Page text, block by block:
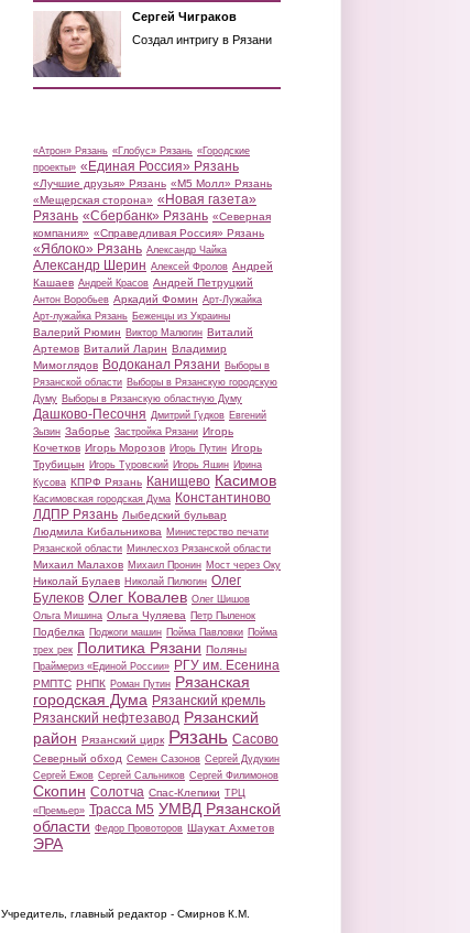
Сергей Чиграков
Создал интригу в Рязани
«Атрон» Рязань «Глобус» Рязань «Городские
проекты» «Единая Россия» Рязань
«Лучшие друзья» Рязань «М5 Молл» Рязань
«Мещерская сторона» «Новая газета»
Рязань «Сбербанк» Рязань «Северная
компания» «Справедливая Россия» Рязань
«Яблоко» Рязань Александр Чайка
Александр Шерин Алексей Фролов Андрей
Кашаев Андрей Красов Андрей Петруцкий
Антон Воробьев Аркадий Фомин Арт-Лужайка
Арт-лужайка Рязань Беженцы из Украины
Валерий Рюмин Виктор Малюгин Виталий
Артемов Виталий Ларин Владимир
Мимоглядов Водоканал Рязани Выборы в
Рязанской области Выборы в Рязанскую городскую
Думу Выборы в Рязанскую областную Думу
Дашково-Песочня Дмитрий Гудков Евгений
Зызин Заборье Застройка Рязани Игорь
Кочетков Игорь Морозов Игорь Путин Игорь
Трубицын Игорь Туровский Игорь Яшин Ирина
Кусова КПРФ Рязань Канищево Касимов
Касимовская городская Дума Константиново
ЛДПР Рязань Лыбедский бульвар
Людмила Кибальникова Министерство печати
Рязанской области Минлесхоз Рязанской области
Михаил Малахов Михаил Пронин Мост через Оку
Николай Булаев Николай Пилюгин Олег
Булеков Олег Ковалев Олег Шишов
Ольга Мишина Ольга Чуляева Петр Пыленок
Подбелка Поджоги машин Пойма Павловки Пойма
трех рек Политика Рязани Поляны
Праймериз «Единой России» РГУ им. Есенина
РМПТС РНПК Роман Путин Рязанская
городская Дума Рязанский кремль
Рязанский нефтезавод Рязанский
район Рязанский цирк Рязань Сасово
Северный обход Семен Сазонов Сергей Дудукин
Сергей Ежов Сергей Сальников Сергей Филимонов
Скопин Солотча Спас-Клепики ТРЦ
«Премьер» Трасса М5 УМВД Рязанской
области Федор Провоторов Шаукат Ахметов
ЭРА
Учредитель, главный редактор - Смирнов К.М.